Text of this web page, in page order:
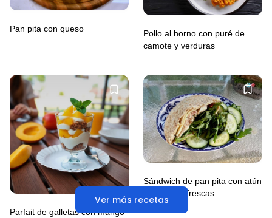
Ver más recetas
Pan pita con queso
Pollo al horno con puré de
camote y verduras
Parfait de galletas con mango
Sándwich de pan pita con atún
y verduras frescas